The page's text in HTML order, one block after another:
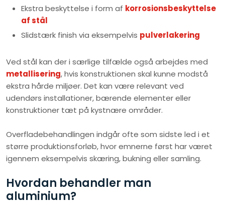
​Ekstra beskyttelse i form af korrosionsbeskyttelse
af stål
​Slidstærk finish via eksempelvis pulverlakering
Ved stål kan der i særlige tilfælde også arbejdes med
metallisering, hvis konstruktionen skal kunne modstå
ekstra hårde miljøer. Det kan være relevant ved
udendørs installationer, bærende elementer eller
konstruktioner tæt på kystnære områder.
Overfladebehandlingen indgår ofte som sidste led i et
større produktionsforløb, hvor emnerne først har været
igennem eksempelvis skæring, bukning eller samling.
Hvordan behandler man
aluminium?